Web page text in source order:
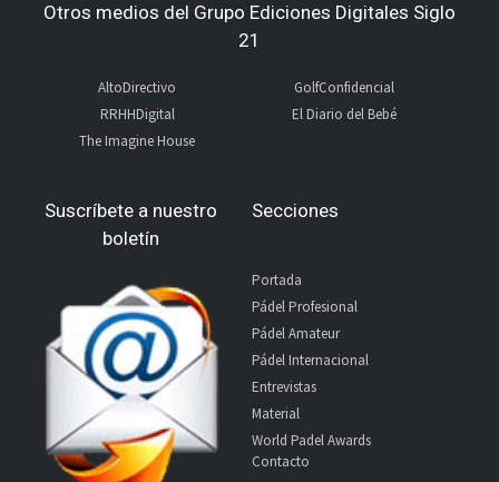
Otros medios del Grupo Ediciones Digitales Siglo
21
AltoDirectivo
RRHHDigital
The Imagine House
GolfConfidencial
El Diario del Bebé
Suscríbete a nuestro
boletín
Secciones
Portada
Pádel Profesional
Pádel Amateur
Pádel Internacional
Entrevistas
Material
World Padel Awards
Contacto